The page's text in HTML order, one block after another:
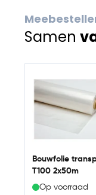
Samen
Navigating
Press to skip
Press to go to
Bouwfolie
T100 2x50m
Op voorraad